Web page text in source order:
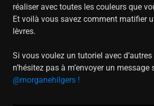
réaliser avec toutes les couleurs que
Et voilà vous savez comment matifier
lèvres.
Si vous voulez un tutoriel avec
n’hésitez pas à m’envoyer un
@morganehilgers !